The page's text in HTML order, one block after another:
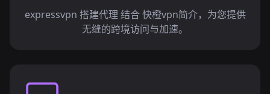
expressvpn 搭建代理 结合 快橙vpn简介，为您提供
无缝的跨境访问与加速。